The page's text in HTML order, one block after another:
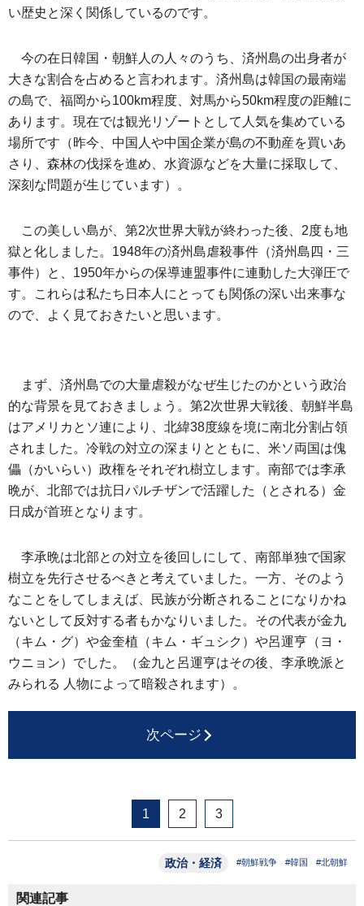
い歴史と深く関係しているのです。
今の在日韓国・朝鮮人の人々のうち、済州島の出身者が
大きな割合を占めると言われます。済州島は韓国の最南端
の島で、福岡から100km程度、対馬から50km程度の距離に
あります。現在では観光リゾートとして人気を集めている
場所です（昨今、中国人や中国企業が島の不動産を買いあ
さり、森林の伐採を進め、水資源などを大量に採取して、
深刻な問題が生じています）。
この美しい島が、第2次世界大戦が終わった後、2度も地
獄と化しました。1948年の済州島虐殺事件（済州島四・三
事件）と、1950年からの保導連盟事件に連動した大弾圧で
す。これらは私たち日本人にとっても関係の深い出来事な
ので、よく見ておきたいと思います。
まず、済州島での大量虐殺がなぜ生じたのかという政治
的な背景を見ておきましょう。第2次世界大戦後、朝鮮半島
はアメリカとソ連により、北緯38度線を境に南北分割占領
されました。冷戦の対立の深まりとともに、米ソ両国は傀
儡（かいらい）政権をそれぞれ樹立します。南部では李承
晩が、北部では抗日パルチザンで活躍した（とされる）金
日成が首班となります。
李承晩は北部との対立を後回しにして、南部単独で国家
樹立を先行させるべきと考えていました。一方、そのよう
なことをしてしまえば、民族が分断されることになりかね
ないとして反対する者もかなりいました。その代表が金九
（キム・グ）や金奎植（キム・ギュシク）や呂運亨（ヨ・
ウニョン）でした。（金九と呂運亨はその後、李承晩派と
みられる 人物によって暗殺されます）。
次ページ
1 2 3
政治・経済 #朝鮮戦争 #韓国 #北朝鮮
関連記事